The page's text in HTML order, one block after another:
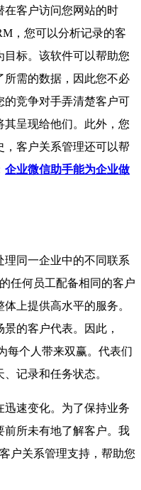
客户访问您网站的时
，您可以分析记录的客
目标。该软件可以帮助您
所需的数据，因此您不必
的竞争对手弄清楚客户可
呈现给他们。此外，您
，客户关系管理还可以帮
企业微信助手能为企业做
同一企业中的不同联系
任何员工配备相同的客户
上提供高水平的服务。
的客户代表。因此，
每个人带来双赢。代表们
记录和任务状态。
速变化。为了保持业务
前所未有地了解客户。我
户关系管理支持，帮助您